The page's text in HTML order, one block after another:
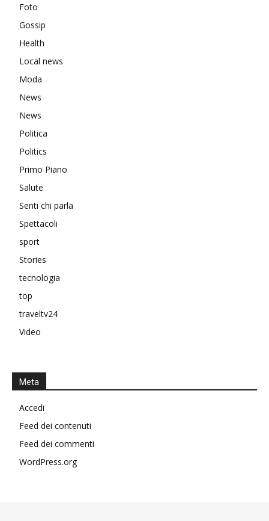
Foto
Gossip
Health
Local news
Moda
News
News
Politica
Politics
Primo Piano
Salute
Senti chi parla
Spettacoli
sport
Stories
tecnologia
top
traveltv24
Video
Meta
Accedi
Feed dei contenuti
Feed dei commenti
WordPress.org